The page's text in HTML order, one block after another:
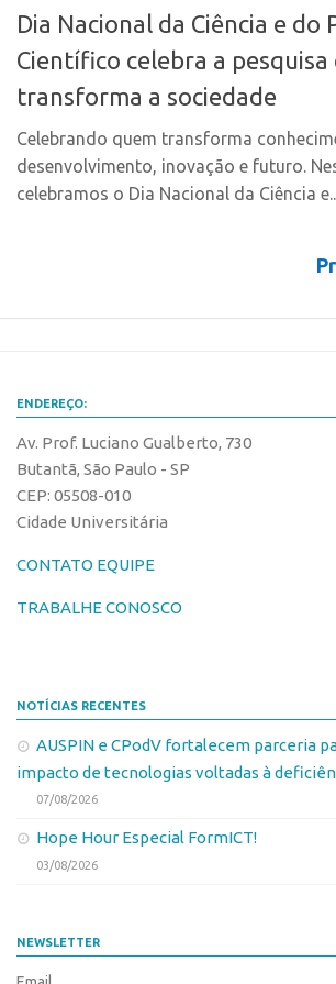
Softwares
Cultivares
Desenho Industrial
Buscar Anterioridade
Como solicitar
Portal do Inventor
Convênios
Chamamento
PIPE/FAPESP
SPRINT
Conexão USP
Conexão Inter-USP
Banco de Patentes
Patentes em Destaque
Inteligência Competitiva
Editais de TT
Leis e Normas
Propriedade Intelectual
Formas de Proteção
Marcas
Softwares
VPI – Vocação para Inovação
Patrimônio Genético
Leis e Normas
Transferência de Tecnologia
Editais de Transferência de Tecnologia
PD&I
Parcerias PD&I
PIPE/FAPESP
Programas
Dia Nacional da Ciência e do
Científico celebra a pesquisa
transforma a sociedade
Celebrando quem transforma
desenvolvimento, inovação e futuro.
celebramos o Dia Nacional da Ciência
ENDEREÇO:
Av. Prof. Luciano Gualberto, 730
Butantã, São Paulo - SP
CEP: 05508-010
Cidade Universitária
CONTATO EQUIPE
TRABALHE CONOSCO
NOTÍCIAS RECENTES
AUSPIN e CPodV fortalecem parceria
impacto de tecnologias voltadas à
07/08/2026
Hope Hour Especial FormICT!
03/08/2026
NEWSLETTER